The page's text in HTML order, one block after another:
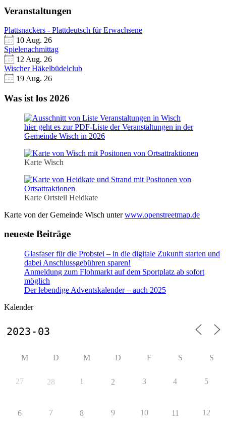
Veranstaltungen
Plattsnackers - Plattdeutsch für Erwachsene
10 Aug. 26
Spielenachmittag
12 Aug. 26
Wischer Häkelbüdelclub
19 Aug. 26
Was ist los 2026
hier geht es zur PDF-Liste der Veranstaltungen in der
Gemeinde Wisch in 2026
Karte Wisch
Karte Ortsteil Heidkate
Karte von der Gemeinde Wisch unterwww.openstreetmap.de
neueste Beiträge
Glasfaser für die Probstei – in die digitale Zukunft starten und
dabei Anschlussgebühren sparen!
Anmeldung zum Flohmarkt auf dem Sportplatz ab sofort
möglich
Der lebendige Adventskalender – auch 2025
Kalender
M D M D F S S
27 28 1 2 3 4 5
6 7 8 9 10 11 12